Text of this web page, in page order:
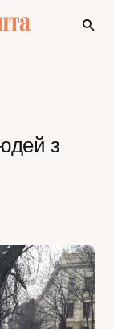
з